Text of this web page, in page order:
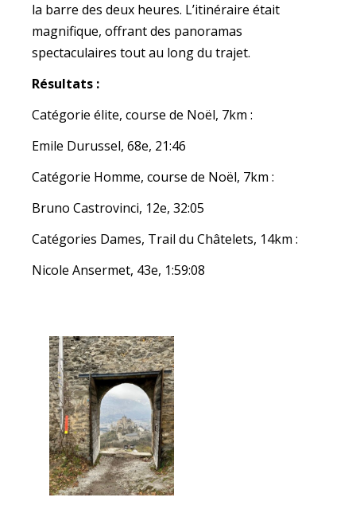
la barre des deux heures. L’itinéraire était
magnifique, offrant des panoramas
spectaculaires tout au long du trajet.
Résultats :
Catégorie élite, course de Noël, 7km :
Emile Durussel, 68e, 21:46
Catégorie Homme, course de Noël, 7km :
Bruno Castrovinci, 12e, 32:05
Catégories Dames, Trail du Châtelets, 14km :
Nicole Ansermet, 43e, 1:59:08